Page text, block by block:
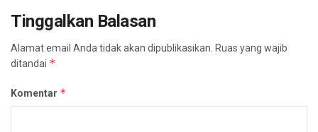
Tinggalkan Balasan
Alamat email Anda tidak akan dipublikasikan. Ruas yang wajib
ditandai *
Komentar *